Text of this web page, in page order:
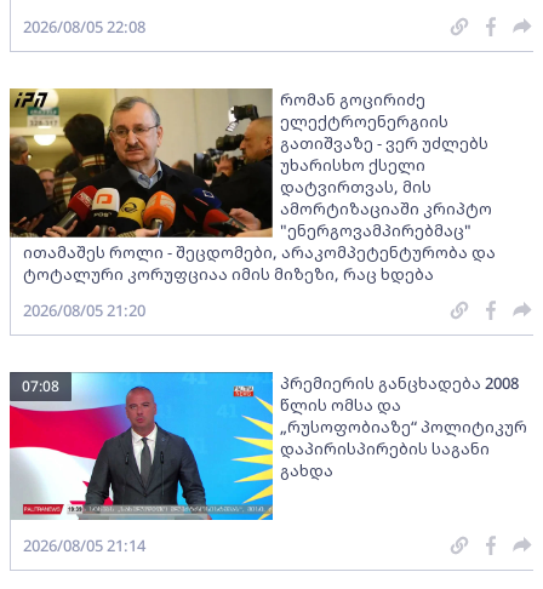
2026/08/05 22:08
რომან გოცირიძე
ელექტროენერგიის
გათიშვაზე - ვერ უძლებს
უხარისხო ქსელი
დატვირთვას, მის
ამორტიზაციაში კრიპტო
"ენერგოვამპირებმაც"
ითამაშეს როლი - შეცდომები, არაკომპეტენტურობა და
ტოტალური კორუფციაა იმის მიზეზი, რაც ხდება
2026/08/05 21:20
პრემიერის განცხადება 2008
წლის ომსა და
„რუსოფობიაზე“ პოლიტიკურ
დაპირისპირების საგანი
გახდა
07:08
2026/08/05 21:14